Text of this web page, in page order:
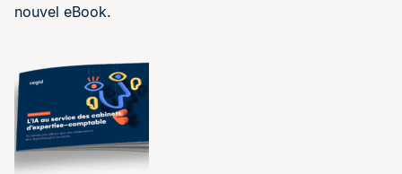
nouvel eBook.